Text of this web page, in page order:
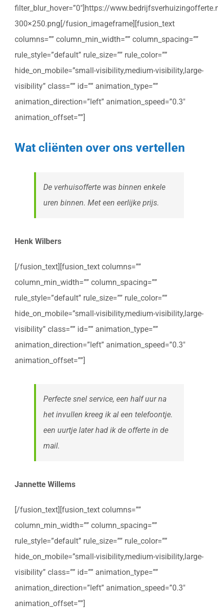
filter_blur_hover=”0″]https://
300×250.png[/fusion_imageframe][fusion_text
columns=”” column_min_width=”” column_spacing=””
rule_style=”default” rule_size=”” rule_color=””
hide_on_mobile=”small-visibility,medium-visibility,large-
visibility” class=”” id=”” animation_type=””
animation_direction=”left” animation_speed=”0.3″
animation_offset=””]
Wat cliënten over ons vertellen
De verhuisofferte was binnen enkele
uren binnen. Met een eerlijke prijs.
Henk Wilbers
[/fusion_text][fusion_text columns=””
column_min_width=”” column_spacing=””
rule_style=”default” rule_size=”” rule_color=””
hide_on_mobile=”small-visibility,medium-visibility,large-
visibility” class=”” id=”” animation_type=””
animation_direction=”left” animation_speed=”0.3″
animation_offset=””]
Perfecte snel service, een half uur na
het invullen kreeg ik al een telefoontje.
een uurtje later had ik de offerte in de
mail.
Jannette Willems
[/fusion_text][fusion_text columns=””
column_min_width=”” column_spacing=””
rule_style=”default” rule_size=”” rule_color=””
hide_on_mobile=”small-visibility,medium-visibility,large-
visibility” class=”” id=”” animation_type=””
animation_direction=”left” animation_speed=”0.3″
animation_offset=””]